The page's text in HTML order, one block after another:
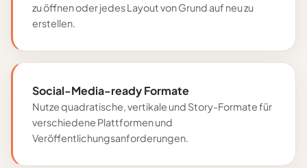
zu öffnen oder jedes Layout von Grund auf neu zu
erstellen.
Social-Media-ready Formate
Nutze quadratische, vertikale und Story-Formate für
verschiedene Plattformen und
Veröffentlichungsanforderungen.